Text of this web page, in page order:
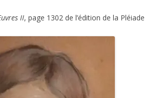
II, page 1302 de l’édition de la Pléiade